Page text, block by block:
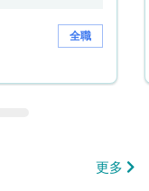
全職
更多